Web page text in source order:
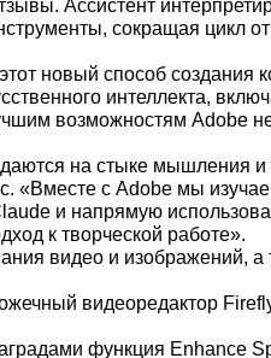
Ассистент
сокращая цикл
новый способ
интеллекта,
возможностям Adobe
на стыке мышления
«Вместе с Adobe мы
и напрямую
к творческой работе».
видео и изображений,
видеоредактор
функция Enhance